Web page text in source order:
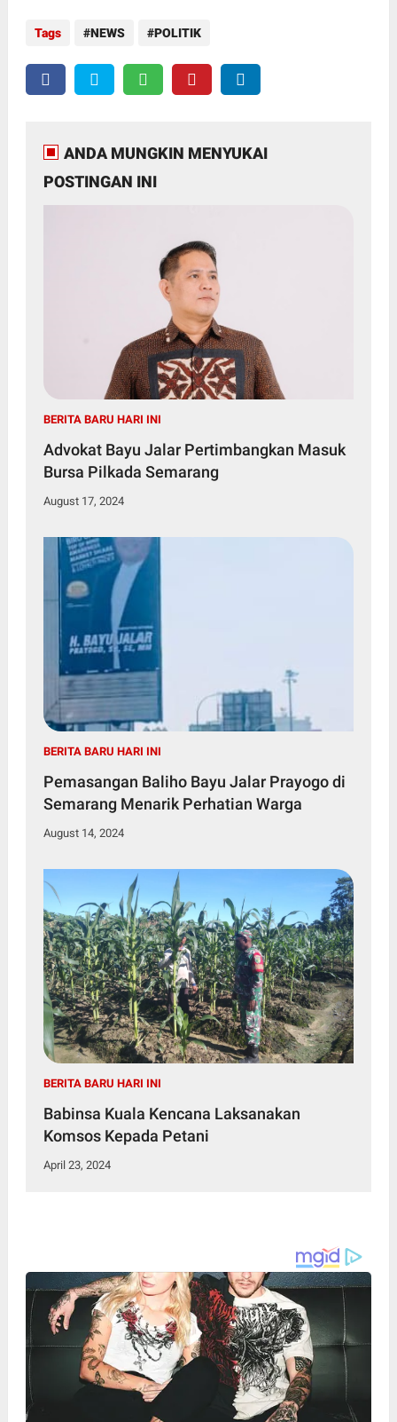
Tags NEWS POLITIK
ANDA MUNGKIN MENYUKAI
POSTINGAN INI
BERITA BARU HARI INI
Advokat Bayu Jalar Pertimbangkan Masuk
Bursa Pilkada Semarang
August 17, 2024
BERITA BARU HARI INI
Pemasangan Baliho Bayu Jalar Prayogo di
Semarang Menarik Perhatian Warga
August 14, 2024
BERITA BARU HARI INI
Babinsa Kuala Kencana Laksanakan
Komsos Kepada Petani
April 23, 2024